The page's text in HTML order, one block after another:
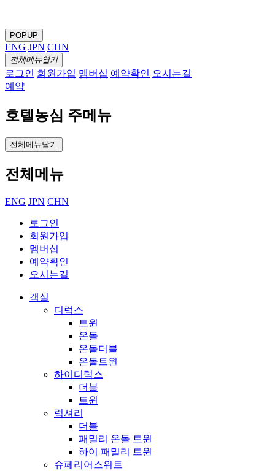
POPUP
ENG JPN CHN
전체메뉴열기
로그인 회원가입 멤버십 예약확인 오시는길
예약
호텔농심 주메뉴
전체메뉴닫기
전체메뉴
ENG JPN CHN
로그인
회원가입
멤버십
예약확인
오시는길
객실
디럭스
트윈
온돌
온돌더블
온돌트윈
하이디럭스
더블
트윈
럭셔리
더블
패밀리 온돌 트윈
하이 패밀리 트윈
슈페리어스위트